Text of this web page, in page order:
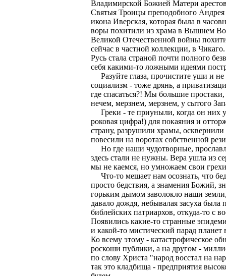
Владимирской Божией Матери
Святыя Троицы преподобного
икона Иверская, которая была в
воры похитили из храма в Вышнем
Великой Отечественной войны
сейчас в частной коллекции, в
Русь стала страной почти полного
себя какими-то ложными идеями
Разуйте глаза, прочистите уши и
социализм - тоже дрянь, а
где спасаться?! Мы большие
нечем, мерзнем, мерзнем, у сытого
Греки - те приуныли, когда он них
роковая цифра!) для покаяния и
страну, разрушили храмы,
повесили на воротах собственной
Но где наши чудотворные,
здесь стали не нужны. Вера ушла из
мы не каемся, но умножаем свои
Что-то мешает нам осознать, что
просто бедствия, а знамения Божий,
горьким дымом заволокло наши
давало дождя, небывалая засуха
библейских патриархов, откуда-то с
Появились какие-то странные
и какой-то мистический парад планет
Ко всему этому - катастрофическое
роскоши публики, а на другом -
по слову Христа "народ восстал на
так это кладбища - предприятия